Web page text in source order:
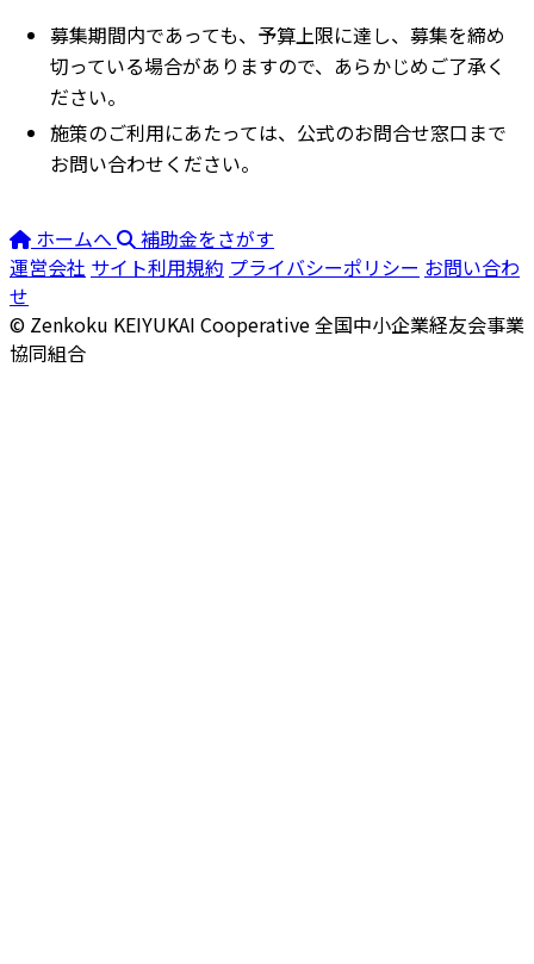
募集期間内であっても、予算上限に達し、募集を締め
切っている場合がありますので、あらかじめご了承く
ださい。
施策のご利用にあたっては、公式のお問合せ窓口まで
お問い合わせください。
ホームへ
補助金をさがす
運営会社 サイト利用規約 プライバシーポリシー お問い合わ
せ
© Zenkoku KEIYUKAI Cooperative全国中小企業経友会事業
協同組合